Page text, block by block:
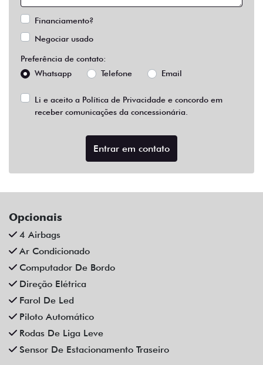
Financiamento?
Negociar usado
Preferência de contato:
Whatsapp
Telefone Email
Li e aceito a Política de Privacidade e concordo em
receber comunicações da concessionária.
Entrar em contato
Opcionais
4 Airbags
Ar Condicionado
Computador De Bordo
Direção Elétrica
Farol De Led
Piloto Automático
Rodas De Liga Leve
Sensor De Estacionamento Traseiro